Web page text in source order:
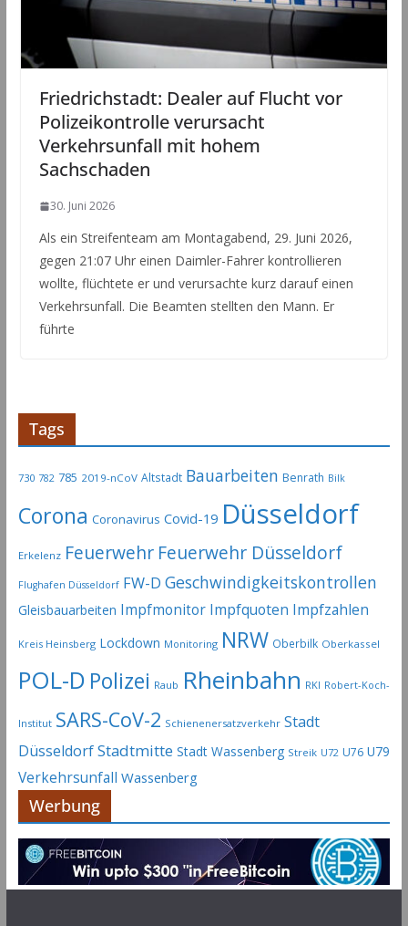
Friedrichstadt: Dealer auf Flucht vor
Polizeikontrolle verursacht
Verkehrsunfall mit hohem
Sachschaden
30. Juni 2026
Als ein Streifenteam am Montagabend, 29. Juni 2026,
gegen 21:07 Uhr einen Daimler-Fahrer kontrollieren
wollte, flüchtete er und verursachte kurz darauf einen
Verkehrsunfall. Die Beamten stellten den Mann. Er
führte
Tags
730 782 785 2019-nCoV Altstadt Bauarbeiten Benrath Bilk
Corona Coronavirus Covid-19 Düsseldorf
Erkelenz Feuerwehr Feuerwehr Düsseldorf
Flughafen Düsseldorf FW-D Geschwindigkeitskontrollen
Gleisbauarbeiten Impfmonitor Impfquoten Impfzahlen
Kreis Heinsberg Lockdown Monitoring NRW Oberbilk Oberkassel
POL-D Polizei Raub Rheinbahn RKI Robert-Koch-
Institut SARS-CoV-2 Schienenersatzverkehr Stadt
DüsseldorfStadtmitte Stadt Wassenberg Streik U72 U76 U79
Verkehrsunfall Wassenberg
Werbung